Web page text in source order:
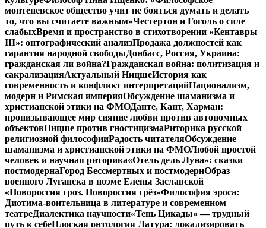
монтеневское общество учит не бояться думать и делать
то, что вы считаете важным»Честертон и Гоголь о силе
слабыхВремя и пространство в стихотворении «Кентавры
III»: онтографический анализПродажа должностей как
гарантия народной свободыДонбасс, Россия, Украина:
гражданская ли война?Гражданская война: политизация и
сакрализацияАктуальный НицшеИстория как
современность и конфликт интерпретацийНационализм,
модерн и Римская империяОбсуждение шаманизма и
христианской этики на ФМОДанте, Кант, Харман:
пронизывающее мир сияние любви против автономных
объектовНицше против гностицизмаРиторика русской
религиозной философииРадость читателяОбсуждение
шаманизма и христианской этики на ФМОЛюбой простой
человек и научная риторика«Отель дель Луна»: сказки
постмодернаГород Бессмертных и постмодернОбраз
военного Луганска в поэме Елены Заславской
«Новороссия гроз. Новороссия грёз»Философия эроса:
Диотима-воительница в литературе и современном
театреДиалектика научности«Тень Цикады» — трудный
путь к себеПлоская онтология Латура: локализировать